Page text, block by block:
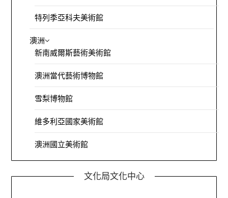
特列季亞科夫美術館
澳洲
新南威爾斯藝術美術館
澳洲當代藝術博物館
雪梨博物館
維多利亞國家美術館
澳洲國立美術館
文化局文化中心